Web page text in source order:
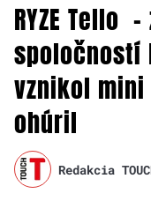
RYZE Tello
spoločností
vznikol
ohúril
Redakcia